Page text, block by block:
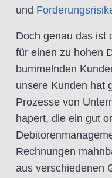
und
Doch genau das ist
für einen zu hohen
bummelnden
unsere Kunden hat
Prozesse von
hapert, die ein gut
Rechnungen
aus verschiedenen